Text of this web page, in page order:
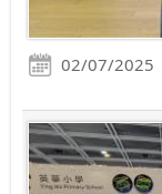
02/07/2025